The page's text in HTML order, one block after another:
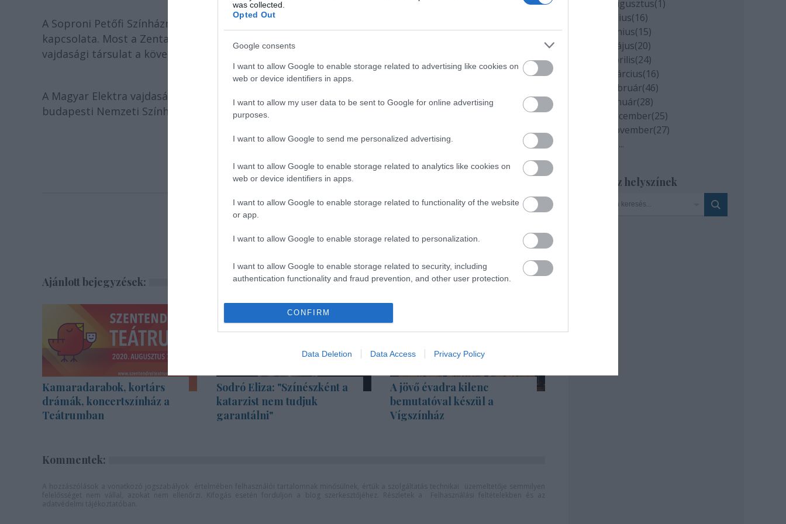
was collected.
Opted Out
Google consents
I want to allow Google to enable storage related to advertising like cookies on
web or device identifiers in apps.
I want to allow my user data to be sent to Google for online advertising
purposes.
I want to allow Google to send me personalized advertising.
I want to allow Google to enable storage related to analytics like cookies on
web or device identifiers in apps.
I want to allow Google to enable storage related to functionality of the website
or app.
I want to allow Google to enable storage related to personalization.
I want to allow Google to enable storage related to security, including
authentication functionality and fraud prevention, and other user protection.
CONFIRM
Data Deletion Data Access Privacy Policy
A Soproni Petőfi Színháznak több határon túli művészeti és kulturális intézménnyel, műhellyel van
kapcsolata. Most a Zentai Magyar Kamaraszínházzal is kötnek együttműködési megállapodást, a
vajdasági társulat a következő évadban vendégszerepel majd Sopronban.
A Magyar Elektra vajdasági bemutatóit a Nemzeti Kulturális Alap is támogatta. A produkció a
budapesti Nemzeti Színházban is vendégszerepel tavasszal.
Forrás: MTI
Ajánlott bejegyzések:
Kamaradarabok, kortárs
drámák, koncertszínház a
Teátrumban
Sodró Eliza: "Színészként a
katarzist nem tudjuk
garantálni"
A jövő évadra kilenc
bemutatóval készül a
Vígszínház
Kommentek:
2020 augusztus(1)
2020 július(16)
2020 június(15)
2020 május(20)
2020 április(24)
2020 március(16)
2020 február(46)
2020 január(28)
2019 december(25)
2019 november(27)
...
Szinház helyszínek